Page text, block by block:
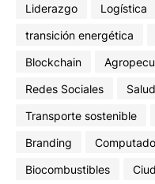
Liderazgo
Logística
transición energética
Blockchain
Redes Sociales
Transporte sostenible
Branding
Biocombustibles